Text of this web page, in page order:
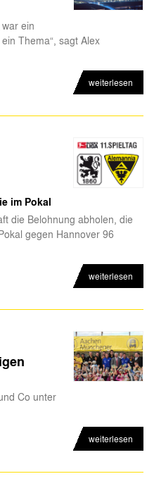
ein
Thema“, sagt Alex
weiterlesen
im Pokal
die Belohnung abholen, die
gegen Hannover 96
weiterlesen
Co unter
weiterlesen